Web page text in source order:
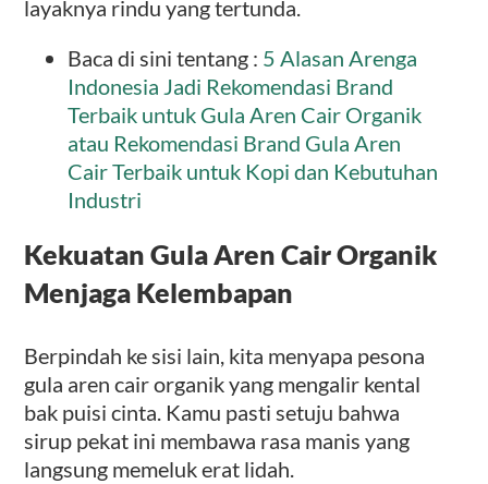
layaknya rindu yang tertunda.
Baca di sini tentang : 5 Alasan Arenga
Indonesia Jadi Rekomendasi Brand
Terbaik untuk Gula Aren Cair Organik
atau Rekomendasi Brand Gula Aren
Cair Terbaik untuk Kopi dan Kebutuhan
Industri
Kekuatan Gula Aren Cair Organik
Menjaga Kelembapan
Berpindah ke sisi lain, kita menyapa pesona
gula aren cair organik yang mengalir kental
bak puisi cinta. Kamu pasti setuju bahwa
sirup pekat ini membawa rasa manis yang
langsung memeluk erat lidah.